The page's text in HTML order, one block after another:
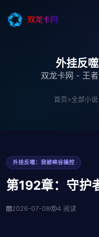
外挂反
双龙卡网 - 王
首页>全部小说
外挂反噬：我被峡谷操控
第192章：守护
2026-07-08 4 阅读